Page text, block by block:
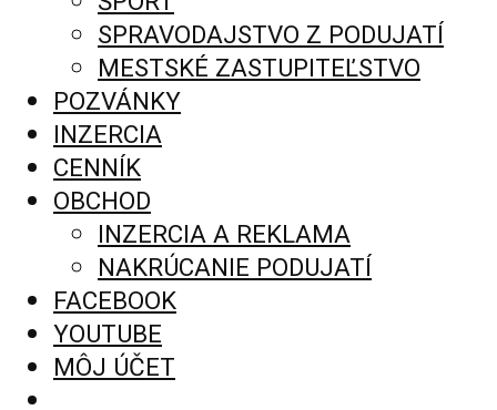
SPRAVODAJSTVO Z PODUJATÍ
MESTSKÉ ZASTUPITEĽSTVO
POZVÁNKY
INZERCIA
CENNÍK
OBCHOD
INZERCIA A REKLAMA
NAKRÚCANIE PODUJATÍ
FACEBOOK
YOUTUBE
MÔJ ÚČET